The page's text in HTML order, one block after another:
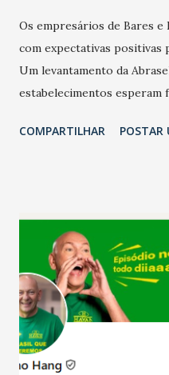
Os empresários de Bares e
com expectativas positivas
Um levantamento da
estabelecimentos esperam
relação ao último trimestre
confraternizações de fim
Salário para um número
país tem a menor taxa de
Ainda segundo a Pesquisa,
bares e restaurantes
registraram equilíbrio
estabelecimentos no
COMPARTILHAR POSTAR